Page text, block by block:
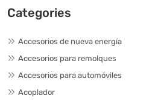
Categories
Accesorios de nueva energía
Accesorios para remolques
Accesorios para automóviles
Acoplador